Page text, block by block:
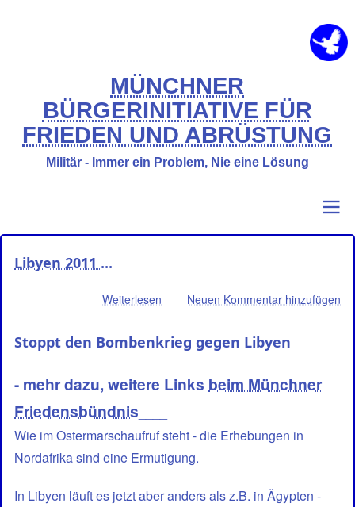
MÜNCHNER
BÜRGERINITIATIVE FÜR
FRIEDEN UND ABRÜSTUNG
Militär - Immer ein Problem, Nie eine Lösung
links
Libyen 2011 ...
Weiterlesen
2011
Neuen Kommentar hinzufügen
Stoppt den Bombenkrieg gegen Libyen
- mehr dazu, weitere Links beim Münchner
Friedensbündnis
Wie im Ostermarschaufruf steht - die Erhebungen in
Nordafrika sind eine Ermutigung.
In Libyen läuft es jetzt aber anders als z.B. in Ägypten -